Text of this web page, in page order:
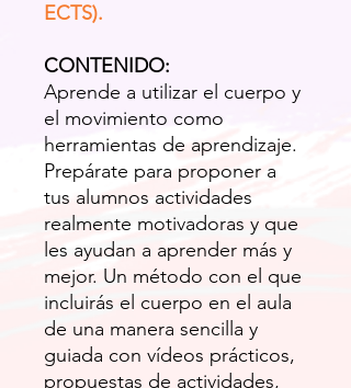
ECTS).
CONTENIDO:
Aprende a utilizar el cuerpo y
el movimiento como
herramientas de aprendizaje.
Prepárate para proponer a
tus alumnos actividades
realmente motivadoras y que
les ayudan a aprender más y
mejor. Un método con el que
incluirás el cuerpo en el aula
de una manera sencilla y
guiada con vídeos prácticos,
propuestas de actividades,